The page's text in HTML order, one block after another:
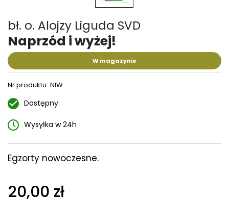
bł. o. Alojzy Liguda SVD
Naprzód i wyżej!
W magazynie
Nr produktu: NIW
Dostępny
Wysyłka w 24h
Egzorty nowoczesne.
20,00 zł